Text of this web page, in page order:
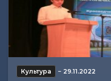
Культура − 29.11.2022